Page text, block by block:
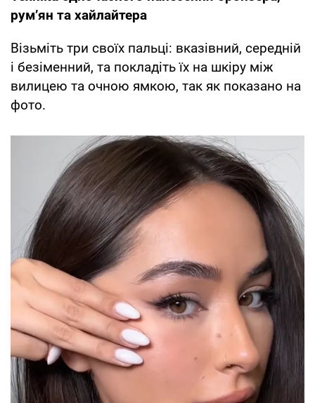
рум’ян та хайлайтера
Візьміть три своїх пальці: вказівний, середній
і безіменний, та покладіть їх на шкіру між
вилицею та очною ямкою, так як показано на
фото.